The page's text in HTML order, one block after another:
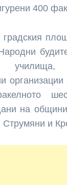
400
градския
на
Струмяни и